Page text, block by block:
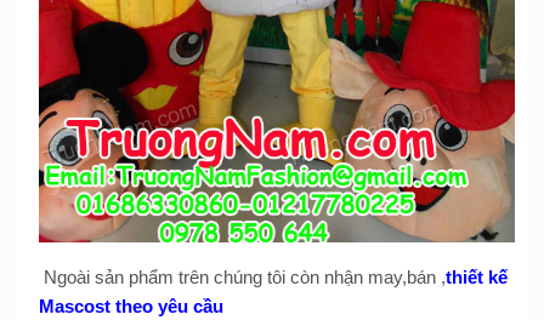
Ngoài sản phẩm trên chúng tôi còn nhận may,bán ,thiết kế
Mascost theo yêu cầu